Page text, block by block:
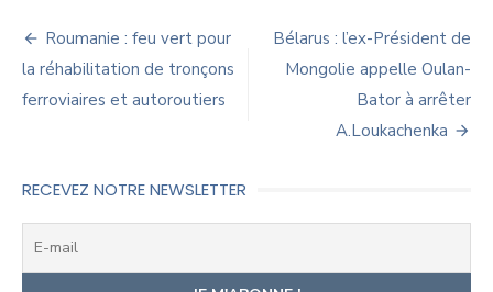
Navigation
de
l’article
Roumanie : feu vert pour
la réhabilitation de tronçons
ferroviaires et autoroutiers
Bélarus : l’ex-Président de
Mongolie appelle Oulan-
Bator à arrêter
A.Loukachenka
RECEVEZ NOTRE NEWSLETTER